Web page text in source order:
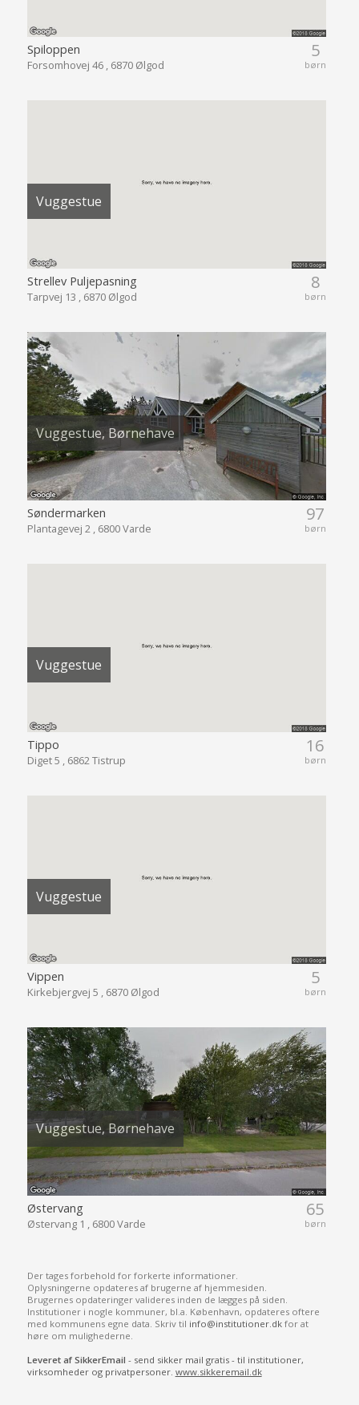
5
børn
Spiloppen
Forsomhovej 46 , 6870 Ølgod
Vuggestue
8
børn
Strellev Puljepasning
Tarpvej 13 , 6870 Ølgod
Vuggestue, Børnehave
97
børn
Søndermarken
Plantagevej 2 , 6800 Varde
Vuggestue
16
børn
Tippo
Diget 5 , 6862 Tistrup
Vuggestue
5
børn
Vippen
Kirkebjergvej 5 , 6870 Ølgod
Vuggestue, Børnehave
65
børn
Østervang
Østervang 1 , 6800 Varde
Der tages forbehold for forkerte informationer.
Oplysningerne opdateres af brugerne af hjemmesiden.
Brugernes opdateringer valideres inden de lægges på siden.
Institutioner i nogle kommuner, bl.a. København, opdateres oftere
med kommunens egne data. Skriv til info@institutioner.dkfor at
høre om mulighederne.
Leveret af SikkerEmail - send sikker mail gratis - til institutioner,
virksomheder og privatpersoner. www.sikkeremail.dk